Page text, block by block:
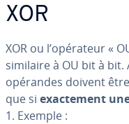
XOR
XOR ou l’opérateur «
similaire à OU bit à bit.
opérandes doivent
que si exac­te­ment
1. Exemple :